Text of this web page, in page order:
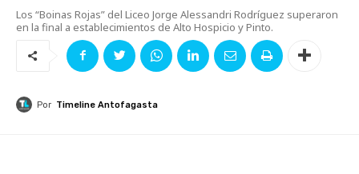
Los “Boinas Rojas” del Liceo Jorge Alessandri Rodríguez superaron
en la final a establecimientos de Alto Hospicio y Pinto.
Por Timeline Antofagasta